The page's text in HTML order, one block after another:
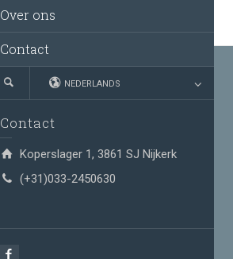
Over ons
Contact
NEDERLANDS
Contact
Koperslager 1, 3861 SJ Nijkerk
(+31)033-2450630